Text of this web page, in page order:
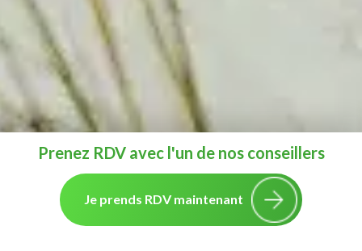
Prenez RDV avec l'un de nos conseillers
Je prends RDV maintenant